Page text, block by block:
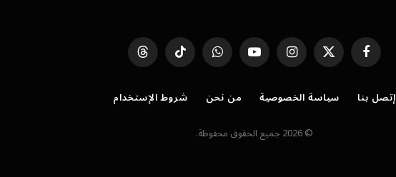
فيسبوك X
(Twitter)
الانستغراميوتيوب واتساب تيكتوك Threads
إتصل بنا سياسة الخصوصية من نحن
شروط الإستخدام
© 2026 جميع الحقوق محفوظة.